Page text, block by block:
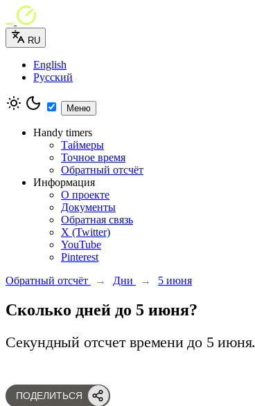
RU
English
Русский
Меню
Handy timers
Таймеры
Точное время
Обратный отсчёт
Информация
О проекте
Документы
Обратная связь
X (Twitter)
YouTube
Pinterest
Обратный отсчёт
→ Дни → 5 июня
Сколько дней до 5 июня?
Секундный отсчет времени до 5 июня.
ПОДЕЛИТЬСЯ